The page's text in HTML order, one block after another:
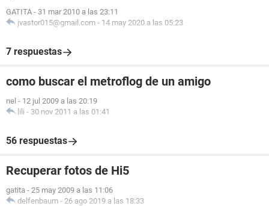
GATITA - 31 mar 2010 a las 23:11
jvastor015@gmail.com - 14 may 2020 a las 05:23
7 respuestas
como buscar el metroflog de un amigo
nel - 12 jul 2009 a las 20:19
lili - 30 nov 2011 a las 01:41
56 respuestas
Recuperar fotos de Hi5
gatita - 25 may 2009 a las 11:06
delfenbaum - 26 ago 2019 a las 18:33